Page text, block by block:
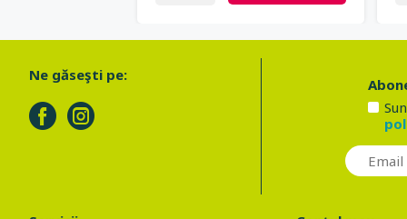
Ne găseşti pe: